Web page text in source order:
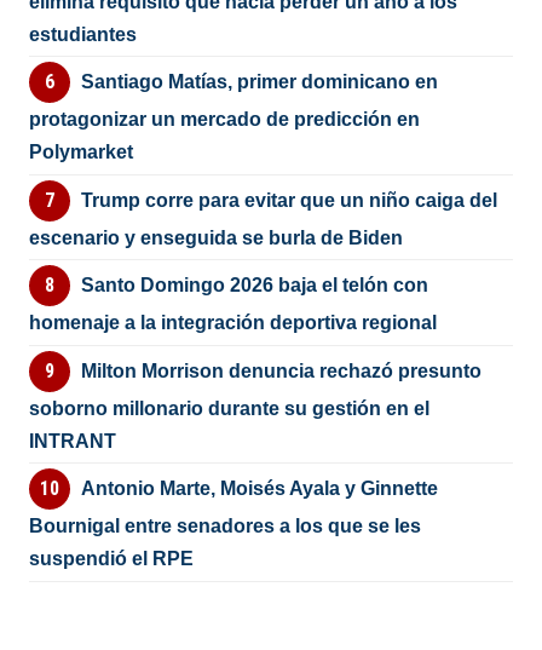
estudiantes
Santiago Matías, primer dominicano en
protagonizar un mercado de predicción en
Polymarket
Trump corre para evitar que un niño caiga del
escenario y enseguida se burla de Biden
Santo Domingo 2026 baja el telón con
homenaje a la integración deportiva regional
Milton Morrison denuncia rechazó presunto
soborno millonario durante su gestión en el
INTRANT
Antonio Marte, Moisés Ayala y Ginnette
Bournigal entre senadores a los que se les
suspendió el RPE